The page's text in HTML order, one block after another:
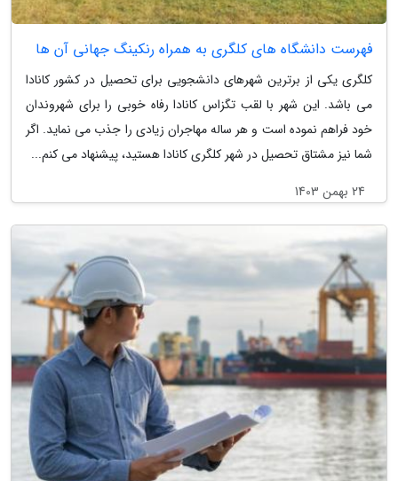
فهرست دانشگاه های کلگری به همراه رنکینگ جهانی آن ها
کلگری یکی از برترین شهرهای دانشجویی برای تحصیل در کشور کانادا
می باشد. این شهر با لقب تگزاس کانادا رفاه خوبی را برای شهروندان
خود فراهم نموده است و هر ساله مهاجران زیادی را جذب می نماید. اگر
شما نیز مشتاق تحصیل در شهر کلگری کانادا هستید، پیشنهاد می کنم...
24 بهمن 1403